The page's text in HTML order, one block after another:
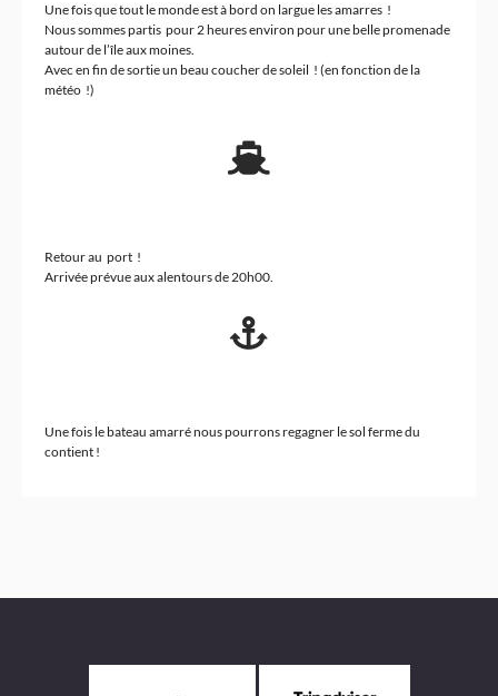
Une fois que tout le monde est à bord on largue les amarres !
Nous sommes partis pour 2 heures environ pour une belle promenade
autour de l’île aux moines.
Avec en fin de sortie un beau coucher de soleil ! (en fonction de la
météo !)
Retour au port !
Arrivée prévue aux alentours de 20h00.
Une fois le bateau amarré nous pourrons regagner le sol ferme du
contient !